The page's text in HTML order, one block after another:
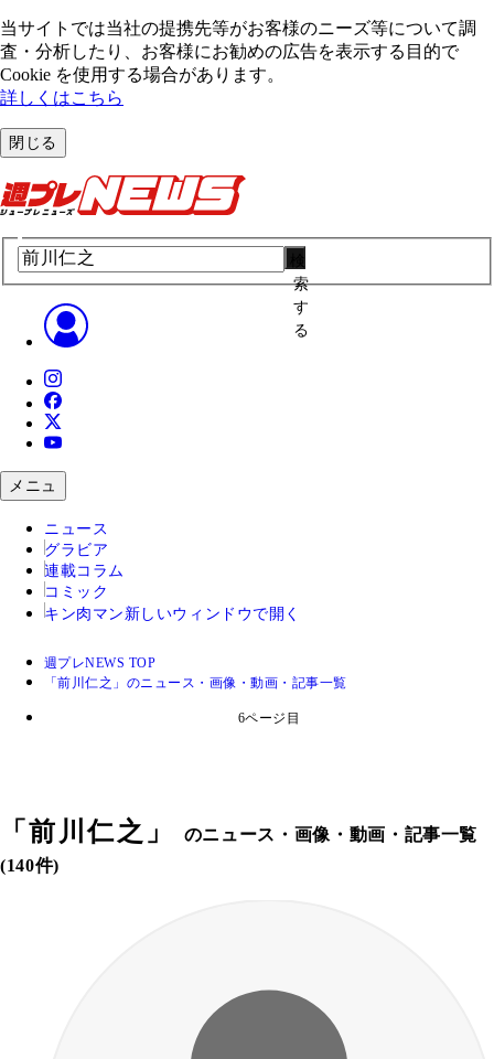
当サイトでは当社の提携先等がお客様のニーズ等について調
査・分析したり、お客様にお勧めの広告を表⽰する⽬的で
Cookie を使⽤する場合があります。
詳しくはこちら
閉じる
索
す
る
メニュ
ニュース
グラビア
連載コラム
コミック
キン肉マン 新しいウィンドウで開く
週プレNEWS TOP
「前川仁之」のニュース・画像・動画・記事一覧
6ページ目
「前川仁之 」
のニュース・画像・動画・記事一覧
(140件)